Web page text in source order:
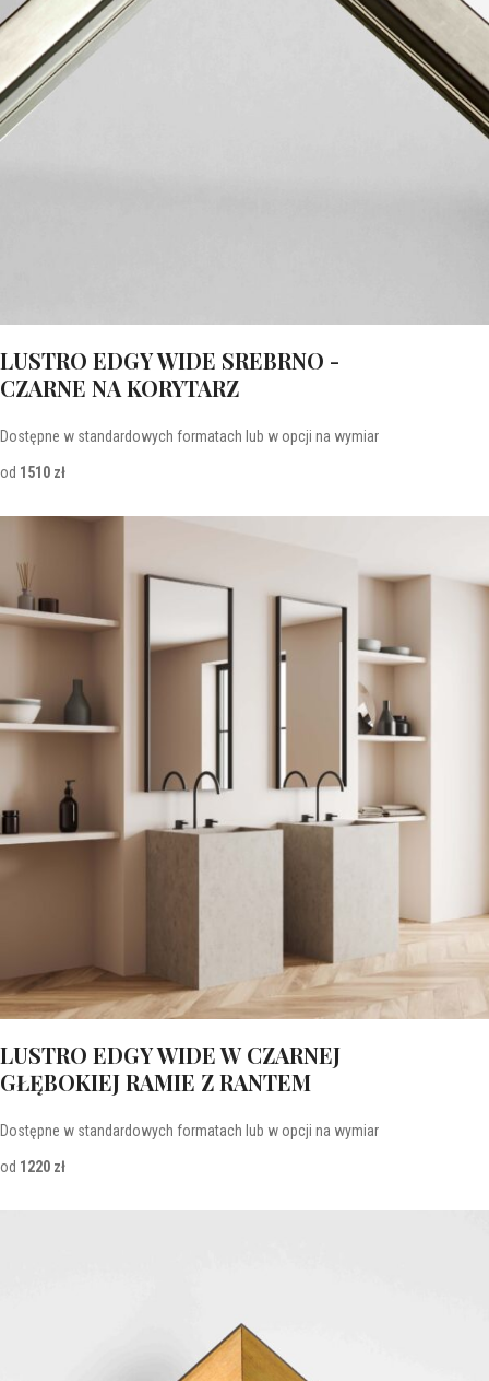
LUSTRO EDGY WIDE SREBRNO -
CZARNE NA KORYTARZ
Dostępne w standardowych formatach lub w opcji na wymiar
od 1510 zł
LUSTRO EDGY WIDE W CZARNEJ
GŁĘBOKIEJ RAMIE Z RANTEM
Dostępne w standardowych formatach lub w opcji na wymiar
od 1220 zł